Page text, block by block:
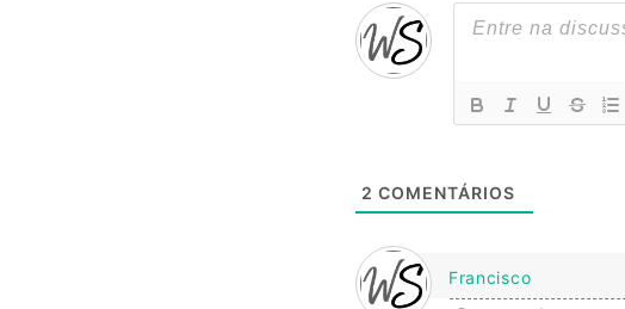
2 COMENTÁRIOS
Francisco